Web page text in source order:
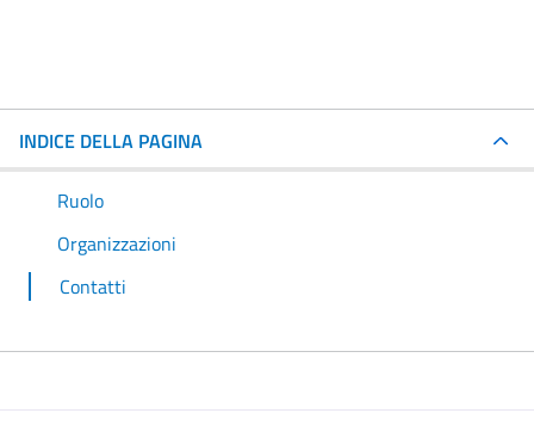
INDICE DELLA PAGINA
Ruolo
Organizzazioni
Contatti